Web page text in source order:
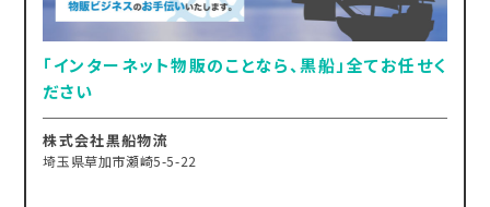
「インターネット物販のことなら、黒船」全てお任せく
ださい
株式会社黒船物流
埼玉県草加市瀬崎5-5-22